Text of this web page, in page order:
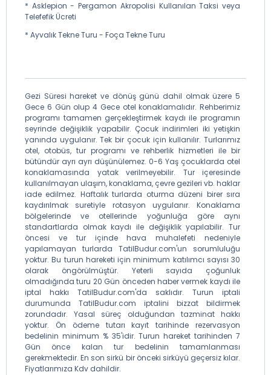
* Asklepion - Pergamon Akropolisi Kullanılan Taksi veya
Telefefik Ücreti
* Ayvalık Tekne Turu - Foça Tekne Turu
Gezi Süresi hareket ve dönüş günü dahil olmak üzere 5
Gece 6 Gün olup 4 Gece otel konaklamalıdır. Rehberimiz
programı tamamen gerçekleştirmek kaydı ile programın
seyrinde değişiklik yapabilir. Çocuk indirimleri iki yetişkin
yanında uygulanır. Tek bir çocuk için kullanılır. Turlarımız
otel, otobüs, tur programı ve rehberlik hizmetleri ile bir
bütündür ayrı ayrı düşünülemez. 0-6 Yaş çocuklarda otel
konaklamasında yatak verilmeyebilir. Tur içeresinde
kullanılmayan ulaşım, konaklama, çevre gezileri vb. haklar
iade edilmez. Haftalık turlarda oturma düzeni birer sıra
kaydırılmak suretiyle rotasyon uygulanır. Konaklama
bölgelerinde ve otellerinde yoğunluğa göre aynı
standartlarda olmak kaydı ile değişiklik yapılabilir. Tur
öncesi ve tur içinde hava muhalefeti nedeniyle
yapılamayan turlarda TatilBudur.com'un sorumluluğu
yoktur. Bu turun hareketi için minimum katılımcı sayısı 30
olarak öngörülmüştür. Yeterli sayıda çoğunluk
olmadığında turu 20 Gün önceden haber vermek kaydı ile
iptal hakkı TatilBudur.com'da saklıdır. Turun iptali
durumunda TatilBudur.com iptalini bizzat bildirmek
zorundadır. Yasal süreç olduğundan tazminat hakkı
yoktur. Ön ödeme tutarı kayıt tarihinde rezervasyon
bedelinin minimum % 35'idir. Turun hareket tarihinden 7
Gün önce kalan tur bedelinin tamamlanması
gerekmektedir. En son sirkü bir önceki sirküyü geçersiz kılar.
Fiyatlarımıza Kdv dahildir.